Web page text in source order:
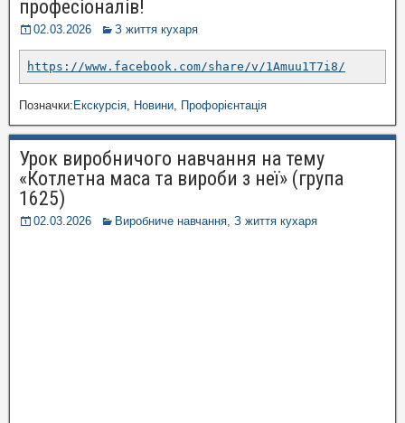
професіоналів!
02.03.2026 З життя кухаря
https://www.facebook.com/share/v/1Amuu1T7i8/
Позначки:Екскурсія Новини Профорієнтація
Урок виробничого навчання на тему
«Котлетна маса та вироби з неї» (група
1625)
02.03.2026 Виробниче навчання З життя кухаря